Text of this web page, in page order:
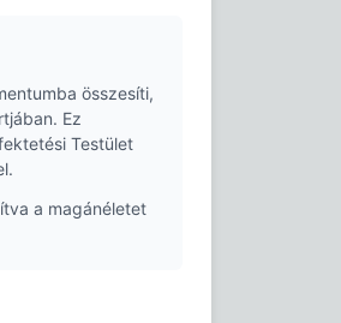
összesíti,
Ez
Testület
a magánéletet